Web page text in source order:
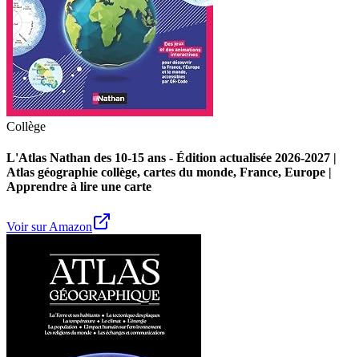
Collège
L'Atlas Nathan des 10-15 ans - Édition actualisée 2026-2027 |
Atlas géographie collège, cartes du monde, France, Europe |
Apprendre à lire une carte
Voir sur Amazon